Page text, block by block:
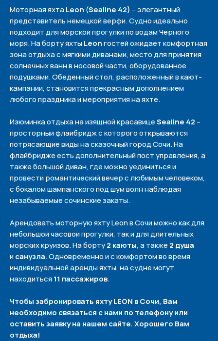
Моторная яхтаLeon (Sealine 42) – элегантный
представитель немецкой верфи. Судно идеально
подходит для морской прогулки по водам Черного
моря. На борту яхтыLeonгостей ожидает комфортная
зона отдыха с мягкими диванами, место для принятия
солнечных ванн в носовой части, оборудованное
подушками. Обеденный стол, расположенный в кают-
кампании, становится прекрасным дополнением
любого праздника и мероприятия на яхте.
Изюминка отдыха на изящной красавицеSealine 42 –
просторный флайбридж с которого открываются
потрясающие виды на сказочный город Сочи. На
флайбридже есть дополнительный пост управления, а
также большой диван, где можно уединиться и
провести романтический вечер с любимым человеком,
с бокалом шампанского под шум волн наблюдая
незабываемые сочинские закаты.
Арендовать моторную яхту Leon в Сочи можно как для
небольшой часовой прогулки, так и для длительных
морских круизов. На борту2 каюты, а также 2 душа
исанузла. Одновременно и с комфортом во время
индивидуальной аренды яхты, на судне могут
находиться11 пассажиров.
Чтобы забронировать яхту LEON в Сочи, Вам
необходимо связаться с нами по телефону или
оставить заявку на нашем сайте. Хорошего Вам
отдыха!